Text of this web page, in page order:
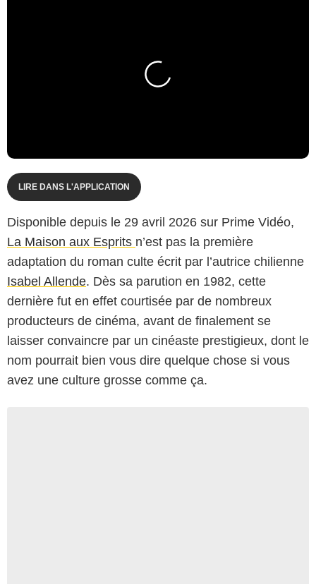
LIRE DANS L'APPLICATION
Disponible depuis le 29 avril 2026 sur Prime Vidéo,
La Maison aux Esprits n’est pas la première
adaptation du roman culte écrit par l’autrice chilienne
Isabel Allende. Dès sa parution en 1982, cette
dernière fut en effet courtisée par de nombreux
producteurs de cinéma, avant de finalement se
laisser convaincre par un cinéaste prestigieux, dont le
nom pourrait bien vous dire quelque chose si vous
avez une culture grosse comme ça.